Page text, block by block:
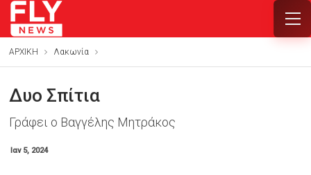
ΑΡΧΙΚΗ Λακωνία
Δυο Σπίτια
Γράφει ο Βαγγέλης Μητράκος
Ιαν 5, 2024